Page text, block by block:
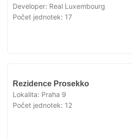
Developer: Real Luxembourg
Počet jednotek: 17
Rezidence Prosekko
Lokalita: Praha 9
Počet jednotek: 12